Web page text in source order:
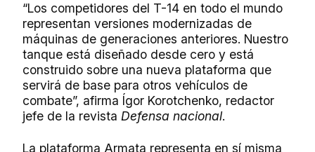
“Los competidores del T-14 en todo el mundo
representan versiones modernizadas de
máquinas de generaciones anteriores. Nuestro
tanque está diseñado desde cero y está
construido sobre una nueva plataforma que
servirá de base para otros vehículos de
combate”, afirma Ígor Korotchenko, redactor
jefe de la revista Defensa nacional.
La plataforma Armata representa en sí misma